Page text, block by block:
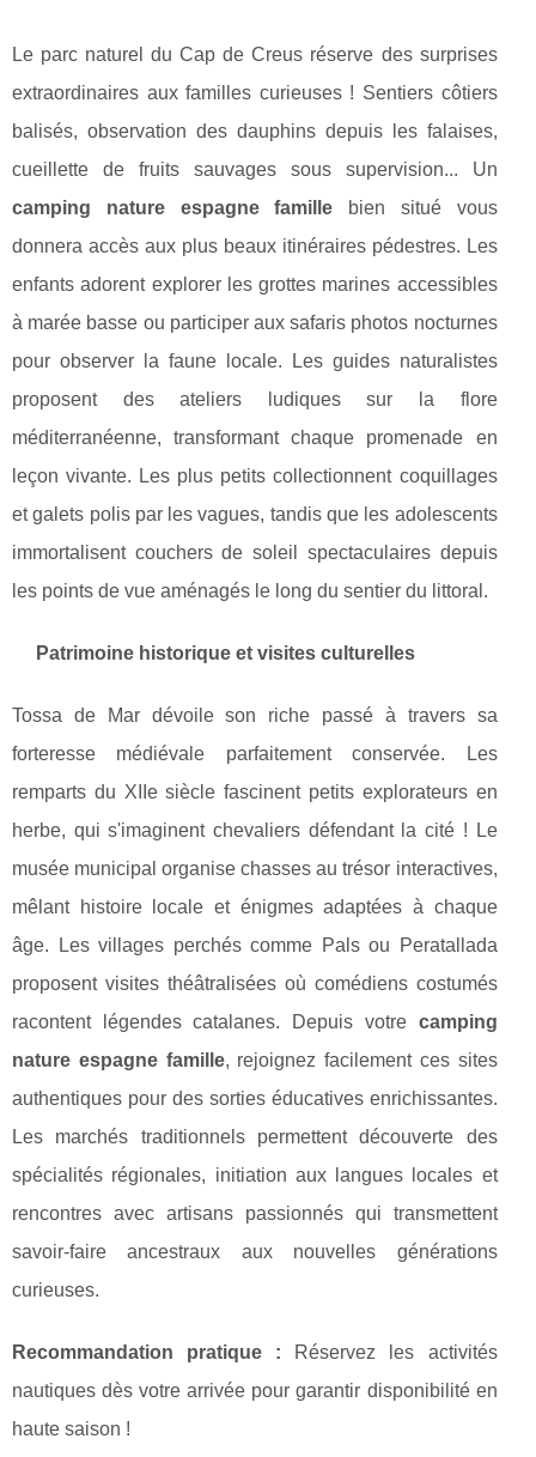
Le parc naturel du Cap de Creus réserve des surprises
extraordinaires aux familles curieuses ! Sentiers côtiers
balisés, observation des dauphins depuis les falaises,
cueillette de fruits sauvages sous supervision... Un
camping nature espagne famille bien situé vous
donnera accès aux plus beaux itinéraires pédestres. Les
enfants adorent explorer les grottes marines accessibles
à marée basse ou participer aux safaris photos nocturnes
pour observer la faune locale. Les guides naturalistes
proposent des ateliers ludiques sur la flore
méditerranéenne, transformant chaque promenade en
leçon vivante. Les plus petits collectionnent coquillages
et galets polis par les vagues, tandis que les adolescents
immortalisent couchers de soleil spectaculaires depuis
les points de vue aménagés le long du sentier du littoral.
Patrimoine historique et visites culturelles
Tossa de Mar dévoile son riche passé à travers sa
forteresse médiévale parfaitement conservée. Les
remparts du XIIe siècle fascinent petits explorateurs en
herbe, qui s'imaginent chevaliers défendant la cité ! Le
musée municipal organise chasses au trésor interactives,
mêlant histoire locale et énigmes adaptées à chaque
âge. Les villages perchés comme Pals ou Peratallada
proposent visites théâtralisées où comédiens costumés
racontent légendes catalanes. Depuis votre camping
nature espagne famille, rejoignez facilement ces sites
authentiques pour des sorties éducatives enrichissantes.
Les marchés traditionnels permettent découverte des
spécialités régionales, initiation aux langues locales et
rencontres avec artisans passionnés qui transmettent
savoir-faire ancestraux aux nouvelles générations
curieuses.
Recommandation pratique : Réservez les activités
nautiques dès votre arrivée pour garantir disponibilité en
haute saison !